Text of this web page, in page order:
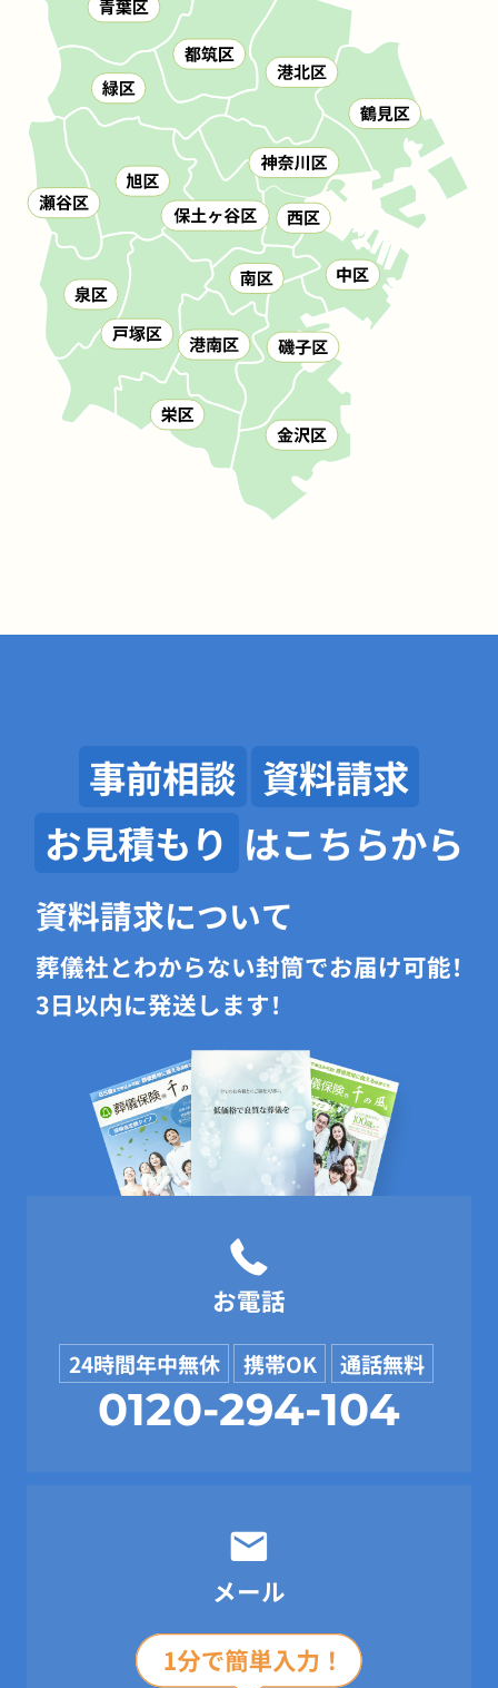
事前相談 資料請求
お見積もり はこちらから
資料請求について
葬儀社とわからない封筒でお届け可能！
3日以内に発送します！
お電話
24時間年中無休 携帯OK 通話無料
0120-294-104
メール